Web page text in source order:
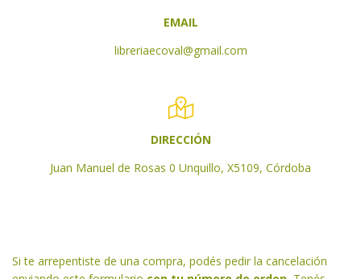
EMAIL
libreriaecoval@gmail.com
DIRECCIÓN
Juan Manuel de Rosas 0 Unquillo, X5109, Córdoba
Si te arrepentiste de una compra, podés pedir la cancelación